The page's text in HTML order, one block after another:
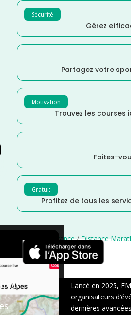
Sécurité
Gérez
Partagez votre
Motivation
Trouvez les courses
Faites-
Gratuit
Profitez de tous les
×
La Réunion France/Distance
Lancé en 2025,
organisateurs
dernières